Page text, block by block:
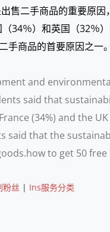
售二手商品的重要原
34％）和英国（32％
手商品的首要原因之一。
and
said that
(34%) and the
said that the
to get 50
丝 | Ins服务分类